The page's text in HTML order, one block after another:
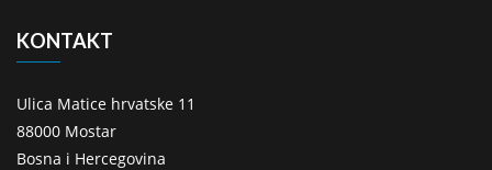
KONTAKT
Ulica Matice hrvatske 11
88000 Mostar
Bosna i Hercegovina